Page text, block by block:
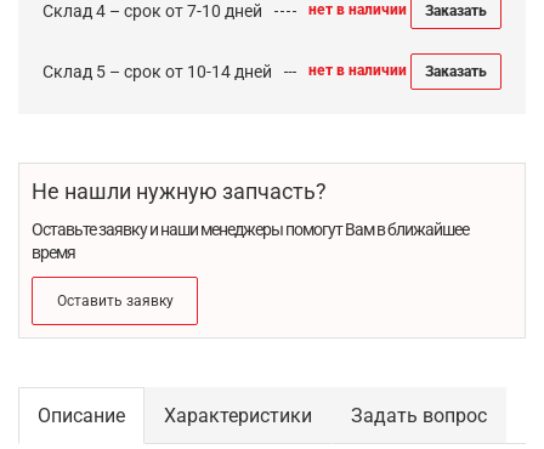
Склад 4 – срок от 7-10 дней нет в наличии Заказать
Склад 5 – срок от 10-14 дней нет в наличии Заказать
Не нашли нужную запчасть?
Оставьте заявку и наши менеджеры помогут Вам в ближайшее
время
Оставить заявку
Описание Характеристики Задать вопрос